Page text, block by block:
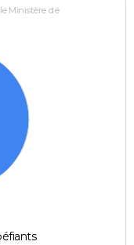
Ministère de